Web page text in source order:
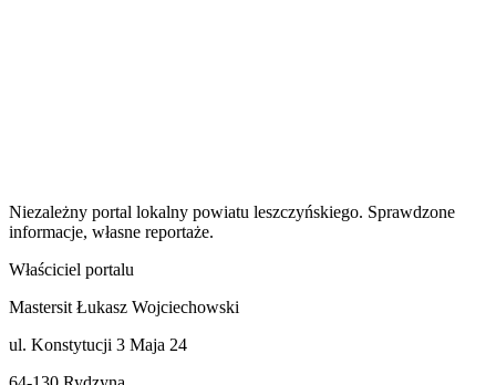
Niezależny portal lokalny powiatu leszczyńskiego. Sprawdzone
informacje, własne reportaże.
Właściciel portalu
Mastersit Łukasz Wojciechowski
ul. Konstytucji 3 Maja 24